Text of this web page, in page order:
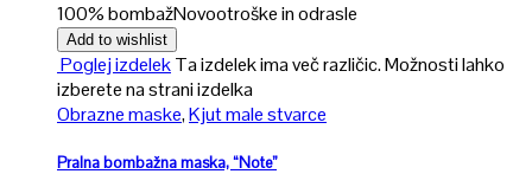
100% bombažNovootroške in odrasle
Add to wishlist
Poglej izdelekTa izdelek ima več različic. Možnosti lahko
izberete na strani izdelka
Obrazne maske,Kjut male stvarce
Pralna bombažna maska, “Note”